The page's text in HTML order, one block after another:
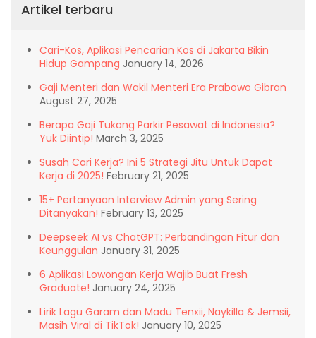
Artikel terbaru
Cari-Kos, Aplikasi Pencarian Kos di Jakarta Bikin
Hidup Gampang January 14, 2026
Gaji Menteri dan Wakil Menteri Era Prabowo Gibran
August 27, 2025
Berapa Gaji Tukang Parkir Pesawat di Indonesia?
Yuk Diintip! March 3, 2025
Susah Cari Kerja? Ini 5 Strategi Jitu Untuk Dapat
Kerja di 2025! February 21, 2025
15+ Pertanyaan Interview Admin yang Sering
Ditanyakan! February 13, 2025
Deepseek AI vs ChatGPT: Perbandingan Fitur dan
Keunggulan January 31, 2025
6 Aplikasi Lowongan Kerja Wajib Buat Fresh
Graduate! January 24, 2025
Lirik Lagu Garam dan Madu Tenxii, Naykilla & Jemsii,
Masih Viral di TikTok! January 10, 2025